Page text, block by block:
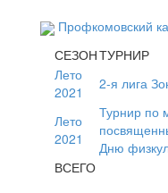
Профкомовский
СЕЗОНТУРНИР
Лето
2021
2-я лига
Лето
2021
Турнир по
Дню
ВСЕГО